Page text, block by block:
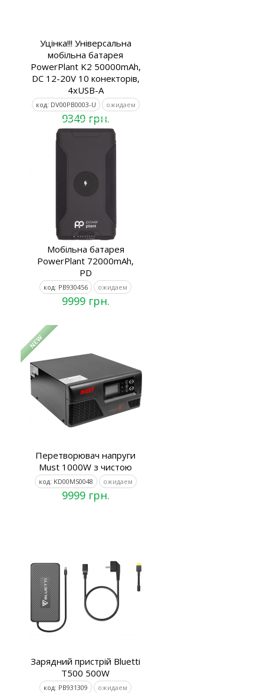
Уцінка!!! Універсальна
мобільна батарея
PowerPlant K2 50000mAh,
DC 12-20V 10 конекторів,
4xUSB-A
код: DV00PB0003-U ожидаем
9349 грн.
Мобільна батарея
PowerPlant 72000mAh,
PD
код: PB930456 ожидаем
9999 грн.
Перетворювач напруги
Must 1000W з чистою
код: KD00MS0048 ожидаем
9999 грн.
Зарядний пристрій Bluetti
T500 500W
код: PB931309 ожидаем